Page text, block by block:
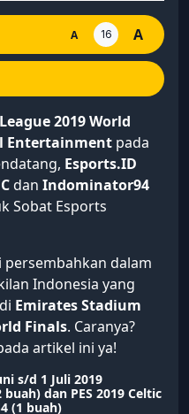
A 16 A
League 2019 World
Entertainment pada
Esports.ID
dan Indominator94
Sobat Esports
persembahkan dalam
Indonesia yang
Emirates Stadium
Finals. Caranya?
artikel ini ya!
s/d 1 Juli 2019
dan PES 2019 Celtic
(1 buah)